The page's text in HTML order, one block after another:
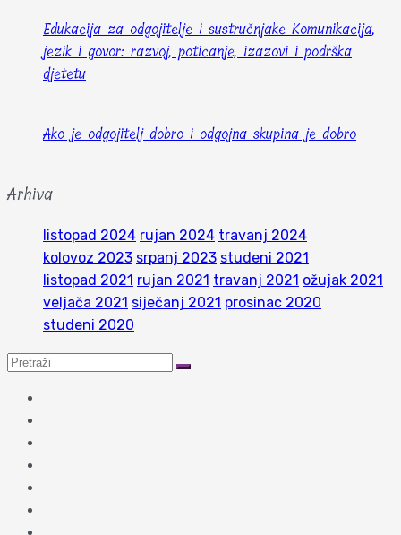
Edukacija za odgojitelje i sustručnjake Komunikacija,
jezik i govor: razvoj, poticanje, izazovi i podrška
djetetu
Ako je odgojitelj dobro i odgojna skupina je dobro
Arhiva
listopad 2024 rujan 2024 travanj 2024
kolovoz 2023 srpanj 2023 studeni 2021
listopad 2021 rujan 2021 travanj 2021 ožujak 2021
veljača 2021 siječanj 2021 prosinac 2020
studeni 2020